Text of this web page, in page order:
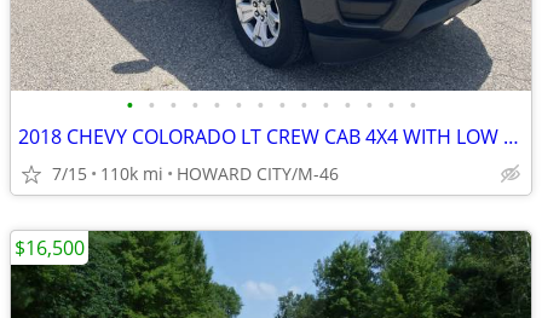
• • • • • • • • • • • • • •
2018 CHEVY COLORADO LT CREW CAB 4X4 WITH LOW MILES
7/15 110k mi HOWARD CITY/M-46
$16,500